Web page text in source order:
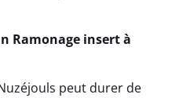
Ramonage insert à
peut durer de